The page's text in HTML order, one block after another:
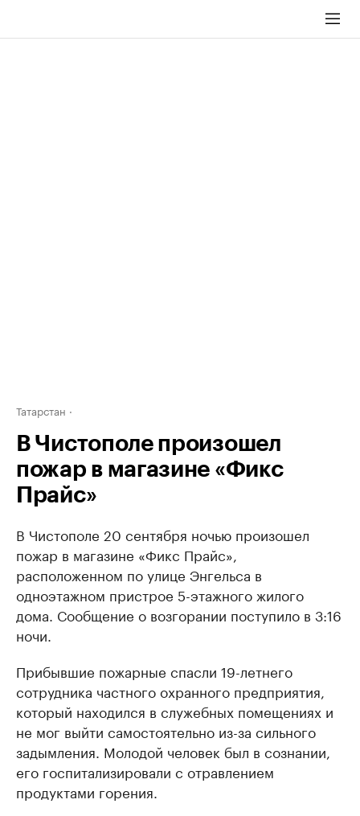
Татарстан
В Чистополе произошел
пожар в магазине «Фикс
Прайс»
В Чистополе 20 сентября ночью произошел
пожар в магазине «Фикс Прайс»,
расположенном по улице Энгельса в
одноэтажном пристрое 5-этажного жилого
дома. Сообщение о возгорании поступило в 3:16
ночи.
Прибывшие пожарные спасли 19-летнего
сотрудника частного охранного предприятия,
который находился в служебных помещениях и
не мог выйти самостоятельно из-за сильного
задымления. Молодой человек был в сознании,
его госпитализировали с отравлением
продуктами горения.